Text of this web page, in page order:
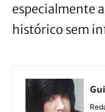
especialmente
histórico sem